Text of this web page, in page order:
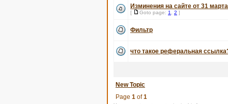
Изминения на сайте от 31
[ Goto page: 1 2 ]
Фильтр
что такое реферальная
New Topic
Page 1 of1